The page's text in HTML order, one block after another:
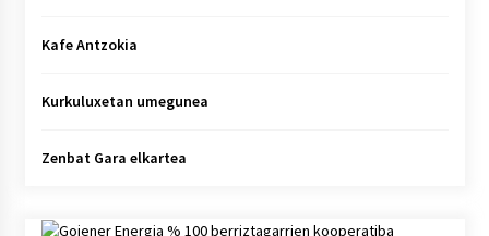
Kafe Antzokia
Kurkuluxetan umegunea
Zenbat Gara elkartea